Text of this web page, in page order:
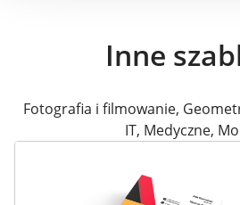
Inne
Fotografia i filmowanie,
IT, Medyczne,